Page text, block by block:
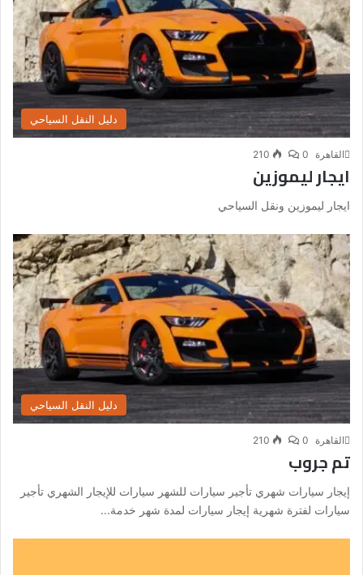
دليل النقل السياحي
القاهرة 0
210
ايجار ليموزين
ايجار ليموزين ونقل السياحي
دليل النقل السياحي
القاهرة 0
210
تم جروب
إيجار سيارات شهري تأجير سيارات للشهر سيارات للإيجار الشهري تأجير
سيارات لفترة شهرية إيجار سيارات لمدة شهر خدمة...